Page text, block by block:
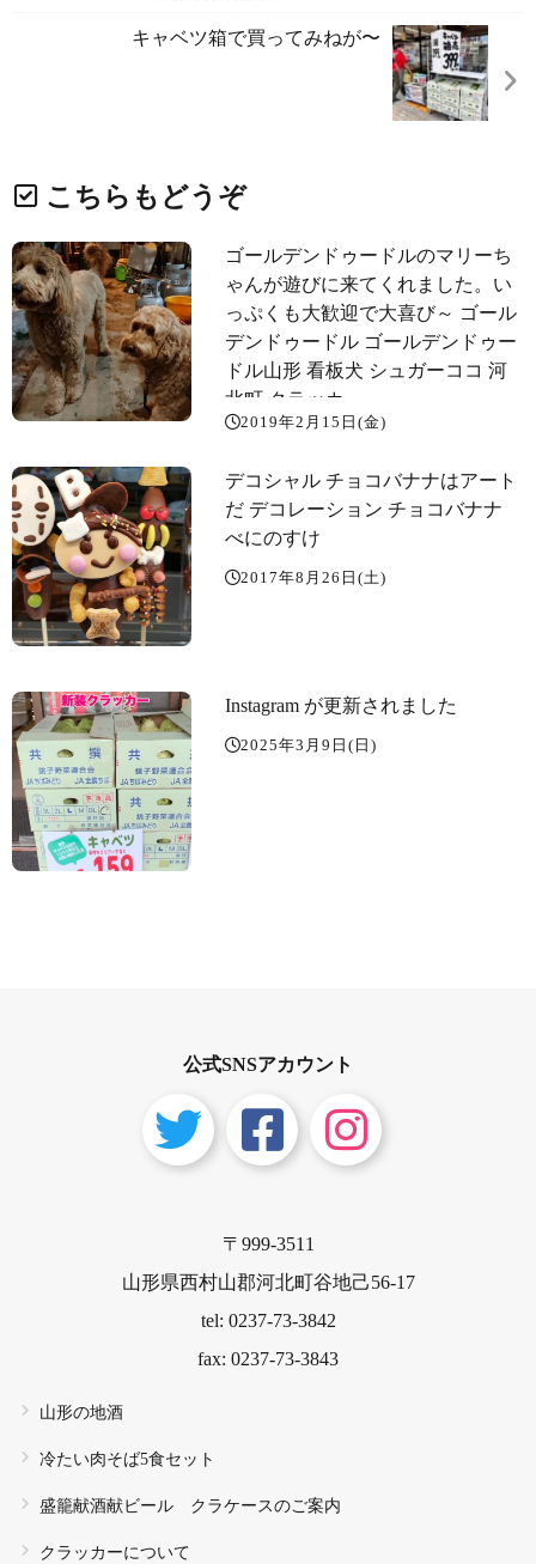
キャベツ箱で買ってみねが〜
こちらもどうぞ
ゴールデンドゥードルのマリーち
ゃんが遊びに来てくれました。い
っぷくも大歓迎で大喜び～️ ゴール
デンドゥードル ゴールデンドゥー
ドル山形 看板犬 シュガーココ 河
北町 クラッカー
2019年2月15日(金)
デコシャル チョコバナナはアート
だ デコレーション チョコバナナ
べにのすけ
2017年8月26日(土)
Instagram が更新されました
2025年3月9日(日)
公式SNSアカウント
〒999-3511
山形県西村山郡河北町谷地己56-17
tel: 0237-73-3842
fax: 0237-73-3843
山形の地酒
冷たい肉そば5食セット
盛籠献酒献ビール クラケースのご案内
クラッカーについて